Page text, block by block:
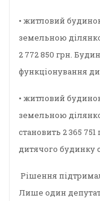
• житловий
земельною
2 772 850 грн.
функціонування
• житловий
земельною
становить 2 365
дитячого будинку
Рішення
Лише один депутат